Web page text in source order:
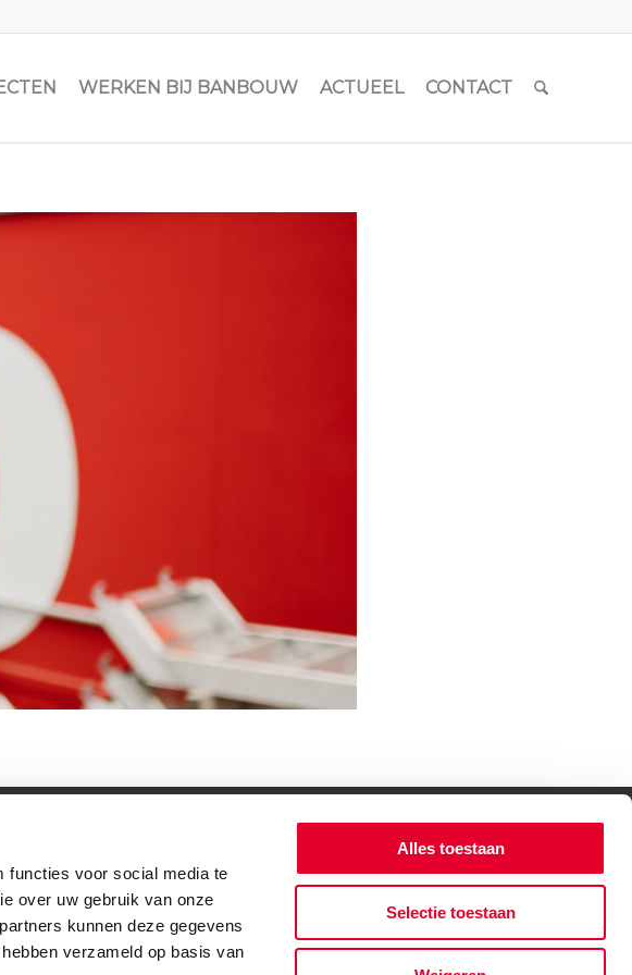
functies voor social media te
over uw gebruik van onze
kunnen deze gegevens
verzameld op basis van
Alles toestaan
Selectie toestaan
WERKEN BIJ BANBOUW ACTUEEL CONTACT